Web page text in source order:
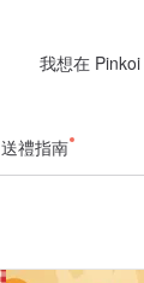
我想在
送禮指南